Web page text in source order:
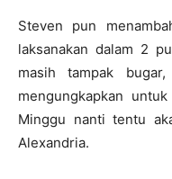
Steven pun
laksanakan dalam 2
masih tampak
mengungkapkan
Minggu nanti tentu
Alexandria.